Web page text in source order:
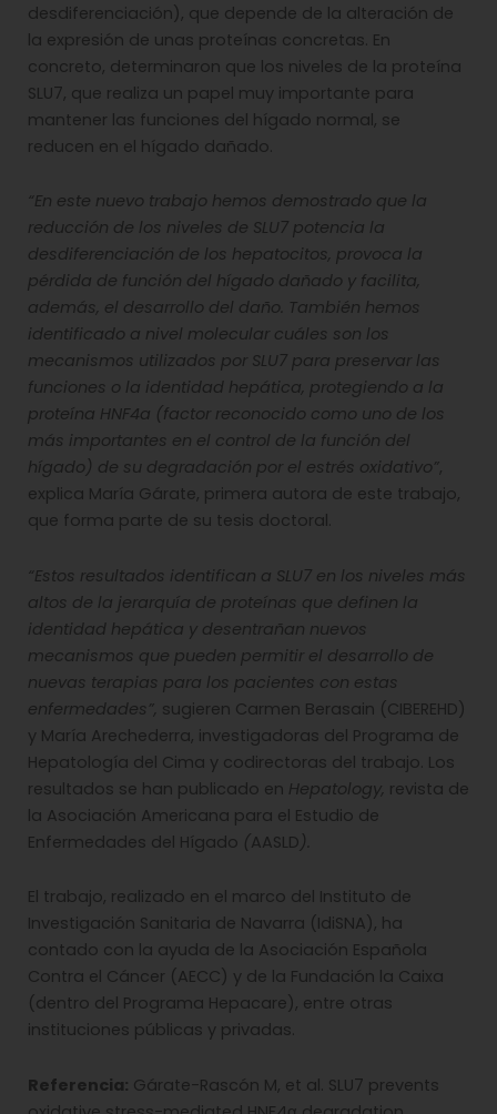
desdiferenciación), que depende de la alteración de
la expresión de unas proteínas concretas. En
concreto, determinaron que los niveles de la proteína
SLU7, que realiza un papel muy importante para
mantener las funciones del hígado normal, se
reducen en el hígado dañado.
“En este nuevo trabajo hemos demostrado que la
reducción de los niveles de SLU7 potencia la
desdiferenciación de los hepatocitos, provoca la
pérdida de función del hígado dañado y facilita,
además, el desarrollo del daño. También hemos
identificado a nivel molecular cuáles son los
mecanismos utilizados por SLU7 para preservar las
funciones o la identidad hepática, protegiendo a la
proteína HNF4a (factor reconocido como uno de los
más importantes en el control de la función del
hígado) de su degradación por el estrés oxidativo”,
explica María Gárate, primera autora de este trabajo,
que forma parte de su tesis doctoral.
“Estos resultados identifican a SLU7 en los niveles más
altos de la jerarquía de proteínas que definen la
identidad hepática y desentrañan nuevos
mecanismos que pueden permitir el desarrollo de
nuevas terapias para los pacientes con estas
enfermedades”, sugieren Carmen Berasain (CIBEREHD)
y María Arechederra, investigadoras del Programa de
Hepatología del Cima y codirectoras del trabajo. Los
resultados se han publicado en Hepatology, revista de
la Asociación Americana para el Estudio de
Enfermedades del Hígado (AASLD ).
El trabajo, realizado en el marco del Instituto de
Investigación Sanitaria de Navarra (IdiSNA), ha
contado con la ayuda de la Asociación Española
Contra el Cáncer (AECC) y de la Fundación la Caixa
(dentro del Programa Hepacare), entre otras
instituciones públicas y privadas.
Referencia: Gárate-Rascón M, et al. SLU7 prevents